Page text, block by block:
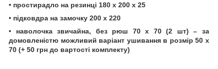
• простирадло на резинці 180 х 200 х 25
• підковдра на замочку 200 х 220
• наволочка звичайна, без рюш 70 х 70 (2 шт) – за
домовленістю можливий варіант ушивання в розмір 50 х
70 (+ 50 грн до вартості комплекту)